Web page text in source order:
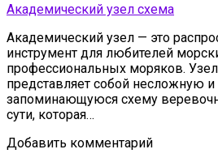
Академический узел схема
Академический узел — это
инструмент для любителей
профессиональных моряков.
представляет собой несложную и
запоминающуюся схему
сути, которая…
Добавить комментарий